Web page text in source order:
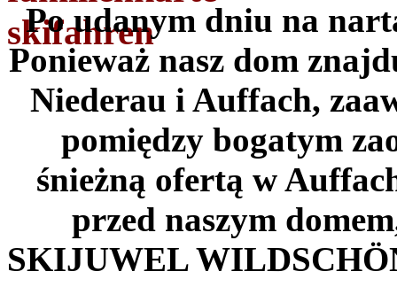
Po udanym dniu na
Ponieważ nasz dom
Niederau i Auffach,
pomiędzy bogatym
śnieżną ofertą w
przed naszym
SKIJUWEL